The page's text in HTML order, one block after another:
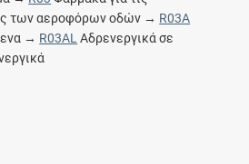
των αεροφόρων οδών → R03A
→ R03AL Αδρενεργικά σε